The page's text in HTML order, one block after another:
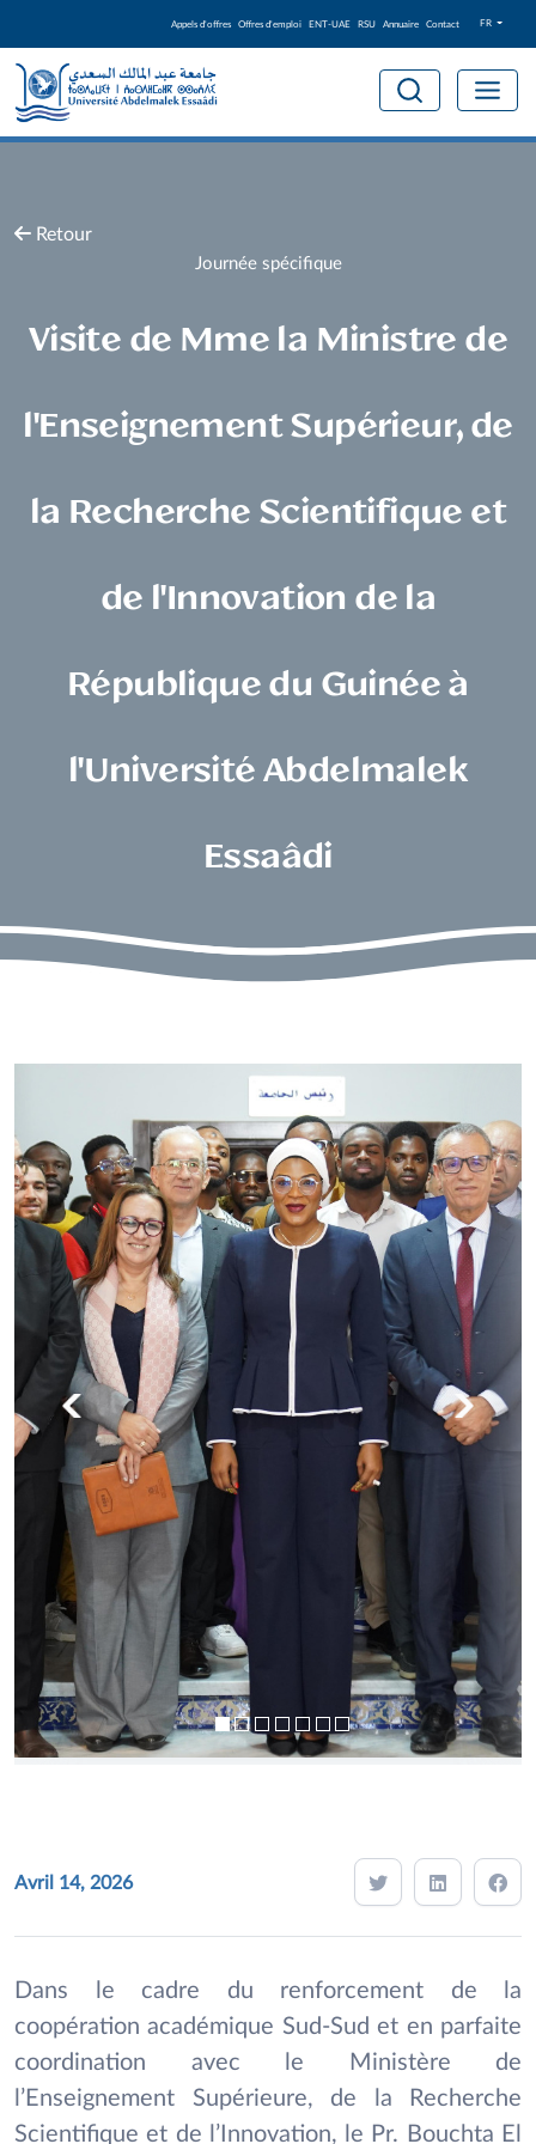
FR
Appels d'offres Offres d'emploi ENT-UAE RSU Annuaire Contact
Retour
Journée spécifique
Visite de Mme la Ministre de
l'Enseignement Supérieur, de
la Recherche Scientifique et
de l'Innovation de la
République du Guinée à
l'Université Abdelmalek
Essaâdi
Avril 14, 2026
Dans le cadre du renforcement de la
coopération académique Sud-Sud et en parfaite
coordination avec le Ministère de
l’Enseignement Supérieure, de la Recherche
Scientifique et de l’Innovation, le Pr. Bouchta El